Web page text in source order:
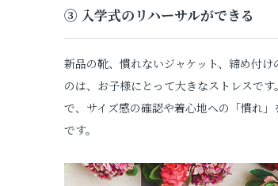
③ 入学式のリハーサルができる
新品の靴、慣れないジャケット、締め付
のは、お子様にとって大きなストレスで
で、サイズ感の確認や着心地への「慣れ
です。